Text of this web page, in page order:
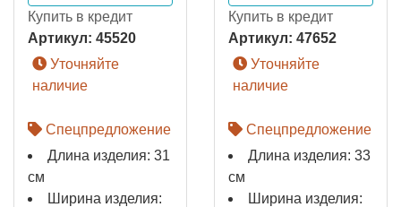
Купить в кредит
Артикул: 45520
Уточняйте
наличие
Спецпредложение
Длина изделия: 31
см
Ширина изделия:
Купить в кредит
Артикул: 47652
Уточняйте
наличие
Спецпредложение
Длина изделия: 33
см
Ширина изделия: